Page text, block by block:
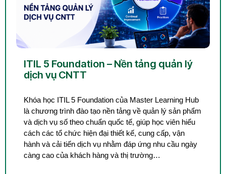
ITIL 5 Foundation – Nền tảng quản lý
dịch vụ CNTT
Khóa học ITIL 5 Foundation của Master Learning Hub
là chương trình đào tạo nền tảng về quản lý sản phẩm
và dịch vụ số theo chuẩn quốc tế, giúp học viên hiểu
cách các tổ chức hiện đại thiết kế, cung cấp, vận
hành và cải tiến dịch vụ nhằm đáp ứng nhu cầu ngày
càng cao của khách hàng và thị trường…